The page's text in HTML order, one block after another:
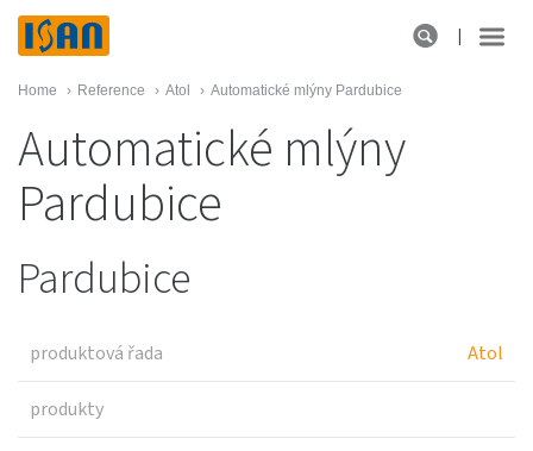
Home › Reference › Atol › Automatické mlýny Pardubice
Automatické mlýny
Pardubice
Pardubice
produktová řada Atol
produkty